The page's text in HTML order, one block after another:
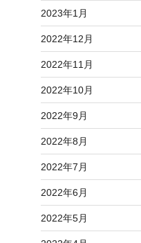
2023年1月
2022年12月
2022年11月
2022年10月
2022年9月
2022年8月
2022年7月
2022年6月
2022年5月